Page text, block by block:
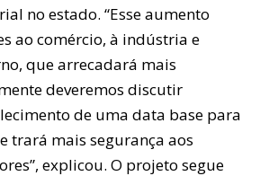
no estado. “Esse aumento
ao comércio, à indústria e
que arrecadará mais
deveremos discutir
de uma data base para
trará mais segurança aos
explicou. O projeto segue